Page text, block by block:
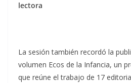
lectora
La sesión también recordó la
volumen Ecos de la Infancia, un
que reúne el trabajo de 17